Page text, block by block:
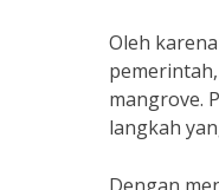
Oleh
mangrove.
langkah